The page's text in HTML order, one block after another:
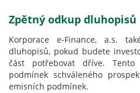
Zpětný odkup dluhopisů
Korporace e-Finance, a.s.
dluhopisů, pokud budete
část potřebovat dříve.
podmínek schváleného
emisních podmínek.